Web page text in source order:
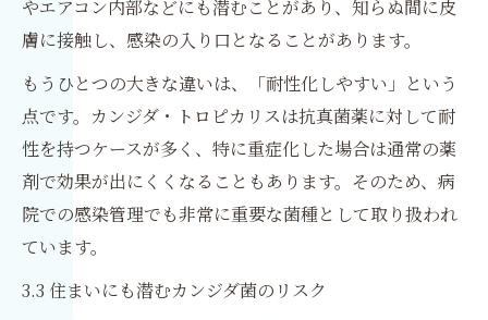
やエアコン内部などにも潜むことがあり、知らぬ間に皮
膚に接触し、感染の入り口となることがあります。
もうひとつの大きな違いは、「耐性化しやすい」という
点です。カンジダ・トロピカリスは抗真菌薬に対して耐
性を持つケースが多く、特に重症化した場合は通常の薬
剤で効果が出にくくなることもあります。そのため、病
院での感染管理でも非常に重要な菌種として取り扱われ
ています。
3.3 住まいにも潜むカンジダ菌のリスク